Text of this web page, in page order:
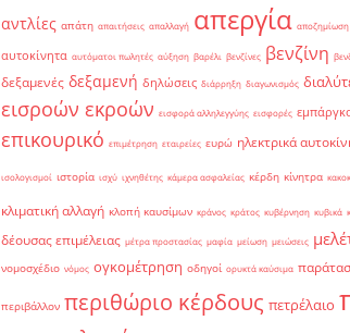
αντλίες απάτη απαιτήσεις απαλλαγή απεργία αποζημίωση
αυτοκίνητα αυτόματοι πωλητές αύξηση βαρέλι βενζίνες βενζίνη
δεξαμενές δεξαμενή δηλώσεις διάρρηξη διαγωνισμός
εισροών εκροών εισφορά αλληλεγγύης εισφορές
επικουρικό επιμέτρηση εταιρείες ευρώ ηλεκτρικά
ισολογισμοί ιστορία ισχύ ιχνηθέτης κάμερα ασφαλείας κέρδη κίνητρα
κλιματική αλλαγή κλοπή καυσίμων κράνος κράτος κυβέρνηση κυβικά
δέουσας επιμέλειας μέτρα προστασίας μαφία μείωση μειώσεις
νομοσχέδιο νόμος ογκομέτρηση οδηγοί ορυκτά καύσιμα
περιβάλλον περιθώριο κέρδους πετρέλαιο